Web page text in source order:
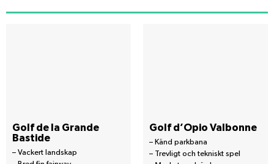
Golf de la Grande
Bastide
– Vackert landskap
Golf d’Opio Valbonne
– Känd parkbana
– Trevligt och tekniskt spel